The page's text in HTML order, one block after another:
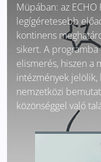
Müpában: az ECHO
legígéretesebb
kontinens
sikert. A programba
elismerés, hiszen a
intézmények jelölik,
nemzetközi
közönséggel való